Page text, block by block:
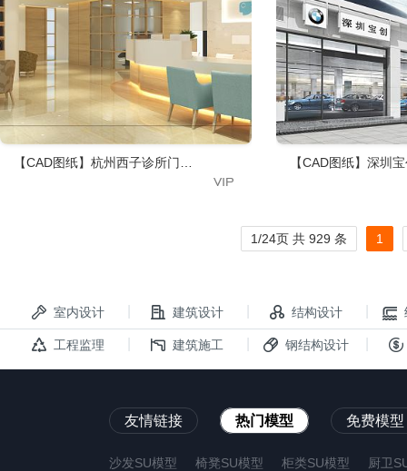
【CAD图纸】杭州西子诊所门诊部社区医院 效果图+CAD施工图+物料
【CAD图纸】深圳
1/24页 共 929 条 1
室内设计 建筑设计 结构设计
工程监理 建筑施工 钢结构设计
友情链接 热门模型 免费模型
沙发SU模型 椅凳SU模型 柜类SU模型 厨卫